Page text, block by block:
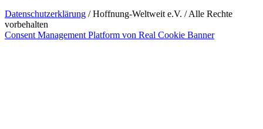
Datenschutzerklärung / Hoffnung-Weltweit e.V. / Alle Rechte
vorbehalten
Consent Management Platform von Real Cookie Banner